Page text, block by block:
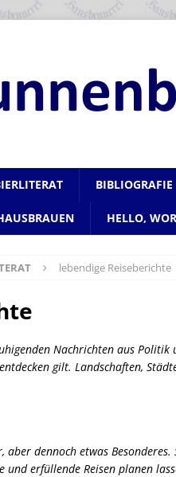
BIBLIOGRAFIE
HELLO,
lebendige Reiseberichte
Nachrichten aus
gilt. Landschaften,
dennoch etwas Besonderes.
erfüllende Reisen planen